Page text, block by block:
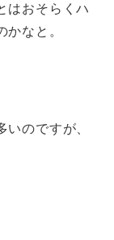
はおそらくハ
なと。
のですが、